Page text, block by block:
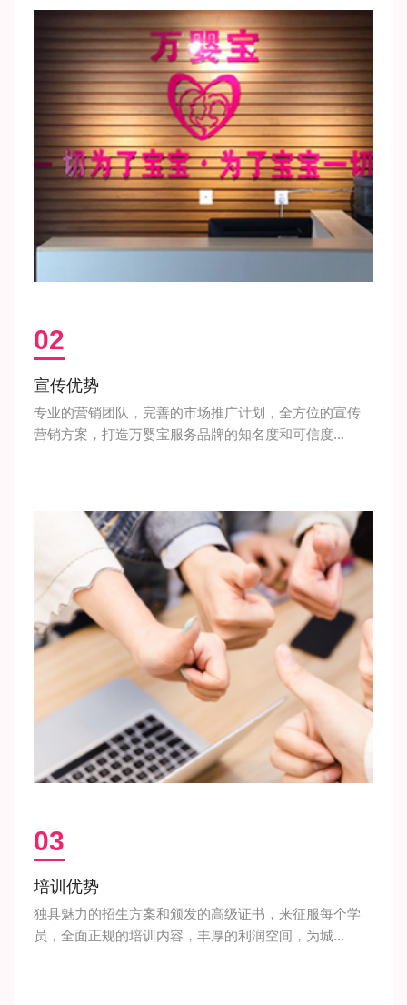
02
宣传优势
专业的营销团队，完善的市场推广计划，全方位的宣传
营销方案，打造万婴宝服务品牌的知名度和可信度...
03
培训优势
独具魅力的招生方案和颁发的高级证书，来征服每个学
员，全面正规的培训内容，丰厚的利润空间，为城...